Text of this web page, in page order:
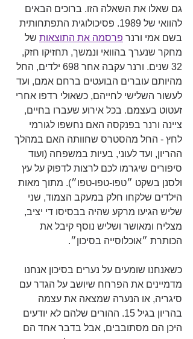
גם שאלו את השאלה הזו. ברוכים הבאים
להוואי של 1989. פסיכולוגית התפתחותית
בשם אמי ורנר פרסמה את התוצאות של
מחקר שנערך בהוואי ונמשך, תחזיקו חזק,
32 שנים. ורנר עקבה אחר 698 ילדים, החל
מהיותם עוברים הבועטים ברחם אמם, ועד
לעשור השלישי לחייהם, כשאולי רדפו אחרי
זעטוט בעצמם. בכל אירוע שעברו בחיים,
ציינה ורנר בפנקסה האם נחשפו לגורמי
לחץ - החל מהסטרס שחוותה האם במהלך
ההריון, ועד לעוני, בעיות במשפחה (ועוד
סיפורים שיגרמו לכם לרצות לדפוק על עץ
ולסנן בשקט ״טפו-טפו-טפו״). מתוך מאות
הילדים שלקחו חלק במעקב הצמוד, שני
שליש הגיעו מרקע שהיה בבסיסו די יציב,
מצליח ומאושר ושליש נוסף קיבל את
הכותרת ״אוכלוסייה בסיכון״.
כשאנחנו שומעים על נערים בסיכון אנחנו
מדמיינים את הפרחח שיושב על הגדר עם
סיגריה, או הנערה שמצאה את עצמה
בהריון בגיל 15. ההורים שלהם לא יודעים
היכן הם מסתובבים, אבל בדבר אחד הם